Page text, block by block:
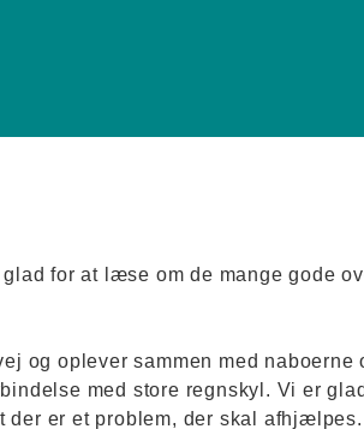
for at læse om de mange gode
og oplever sammen med naboerne
med store regnskyl. Vi er
der er et problem, der skal afhjælpes.